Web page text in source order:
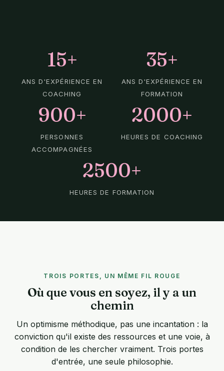
15+
ANS D'EXPÉRIENCE EN
COACHING
35+
ANS D'EXPÉRIENCE EN
FORMATION
900+
PERSONNES
ACCOMPAGNÉES
2000+
HEURES DE COACHING
2500+
HEURES DE FORMATION
TROIS PORTES, UN MÊME FIL ROUGE
Où que vous en soyez, il y a un
chemin
Un optimisme méthodique, pas une incantation : la
conviction qu'il existe des ressources et une voie, à
condition de les chercher vraiment. Trois portes
d'entrée, une seule philosophie.